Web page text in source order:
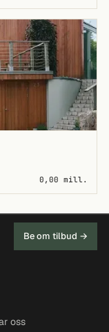
0,00 mill.
Be om tilbud →
oss